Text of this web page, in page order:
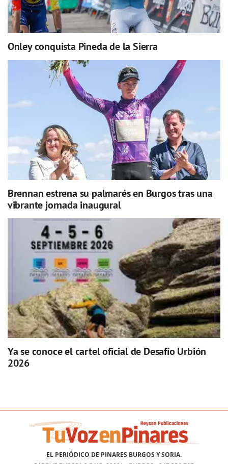
Onley conquista Pineda de la Sierra
Brennan estrena su palmarés en Burgos tras una
vibrante jornada inaugural
Ya se conoce el cartel oficial de Desafío Urbión
2026
EL PERIÓDICO DE PINARES BURGOS Y SORIA.